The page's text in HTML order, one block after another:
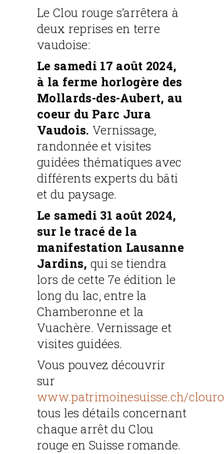
Le Clou rouge s’arrêtera à
deux reprises en terre
vaudoise:
Le samedi 17 août 2024,
à la ferme horlogère des
Mollards-des-Aubert, au
coeur du Parc Jura
Vaudois. Vernissage,
randonnée et visites
guidées thématiques avec
différents experts du bâti
et du paysage.
Le samedi 31 août 2024,
sur le tracé de la
manifestation Lausanne
Jardins, qui se tiendra
lors de cette 7e édition le
long du lac, entre la
Chamberonne et la
Vuachère. Vernissage et
visites guidées.
Vous pouvez découvrir
sur
www.patrimoinesuisse.ch/
tous les détails concernant
chaque arrêt du Clou
rouge en Suisse romande.